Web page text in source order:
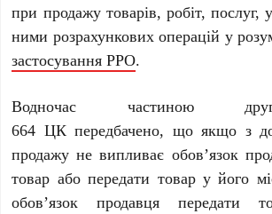
при продажу товарів, робіт, послуг,
ними розрахункових операцій у
застосування РРО.
Водночас частиною
664 ЦК передбачено, що якщо з
продажу не випливає обов’язок
товар або передати товар у його
обов’язок продавця передати